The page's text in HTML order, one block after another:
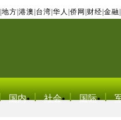
地方 港澳 台湾 华人 侨网 财经 金融
国内 社会 国际